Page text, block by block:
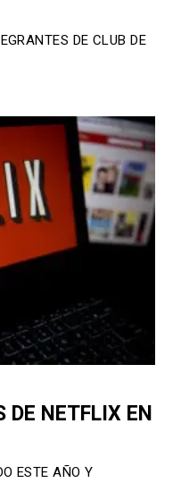
DE CLUB DE
DE NETFLIX EN
ESTE AÑO Y